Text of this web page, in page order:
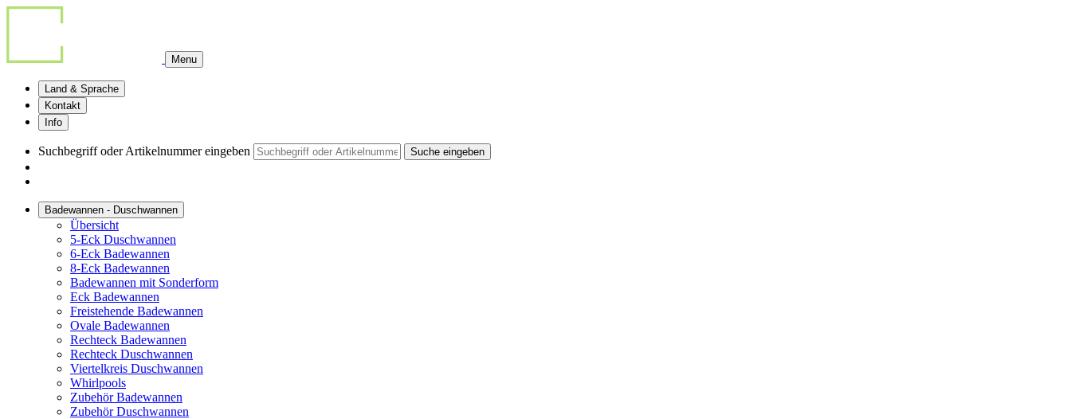
Menu
Land & Sprache
Kontakt
Info
Suchbegriff oder Artikelnummer eingeben Suche eingeben
Badewannen - Duschwannen
Übersicht
5-Eck Duschwannen
6-Eck Badewannen
8-Eck Badewannen
Badewannen mit Sonderform
Eck Badewannen
Freistehende Badewannen
Ovale Badewannen
Rechteck Badewannen
Rechteck Duschwannen
Viertelkreis Duschwannen
Whirlpools
Zubehör Badewannen
Zubehör Duschwannen